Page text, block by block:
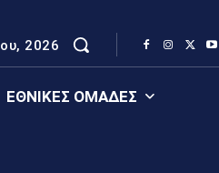
2026
ΕΘΝΙΚΈΣ ΟΜΆΔΕΣ